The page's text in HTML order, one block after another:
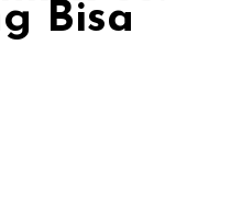
Bisa